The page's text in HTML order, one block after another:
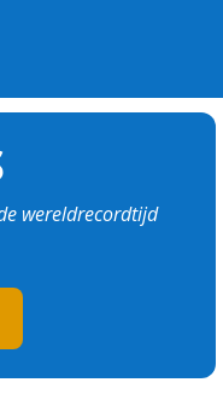
wereldrecordtijd